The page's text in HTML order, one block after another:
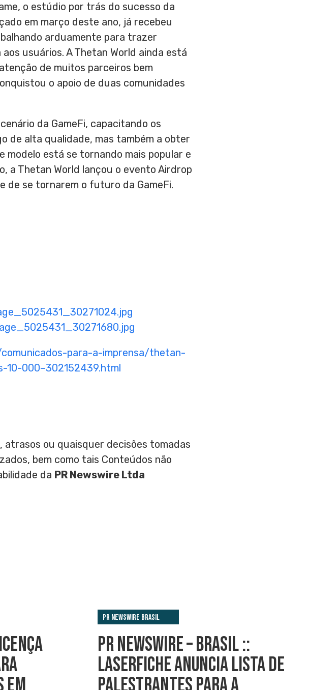
o estúdio por trás do sucesso da
em março deste ano, já recebeu
arduamente para trazer
usuários. A Thetan World ainda está
de muitos parceiros bem
o apoio de duas comunidades
da GameFi, capacitando os
de alta qualidade, mas também a obter
modelo está se tornando mais popular e
a Thetan World lançou o evento Airdrop
de se tornarem o futuro da GameFi.
para-a-imprensa/thetan-
000–302152439.html
atrasos ou quaisquer decisões tomadas
bem como tais Conteúdos não
da PR Newswire Ltda
PR Newswire Brasil
PR NEWSWIRE – BRASIL ::
LASERFICHE ANUNCIA LISTA DE